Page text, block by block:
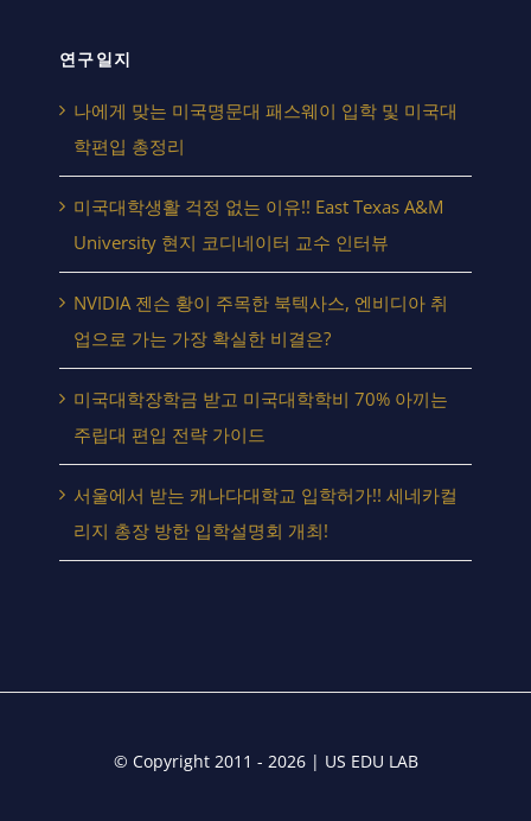
연구일지
나에게 맞는 미국명문대 패스웨이 입학 및 미국대
학편입 총정리
미국대학생활 걱정 없는 이유!! East Texas A&M
University 현지 코디네이터 교수 인터뷰
NVIDIA 젠슨 황이 주목한 북텍사스, 엔비디아 취
업으로 가는 가장 확실한 비결은?
미국대학장학금 받고 미국대학학비 70% 아끼는
주립대 편입 전략 가이드
서울에서 받는 캐나다대학교 입학허가!! 세네카컬
리지 총장 방한 입학설명회 개최!
© Copyright 2011 - 2026 | US EDU LAB